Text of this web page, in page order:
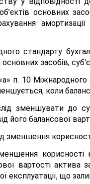
основних
стандарту
засобів,
п. 10
коли
зменшувати до
його балансової
зменшення
корисності
вартості
експлуатації, що